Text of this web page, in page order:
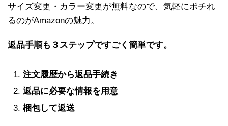
サイズ変更・カラー変更が無料なので、気軽にポチれ
るのがAmazonの魅力。
返品手順も３ステップですごく簡単です。
注文履歴から返品手続き
返品に必要な情報を用意
梱包して返送